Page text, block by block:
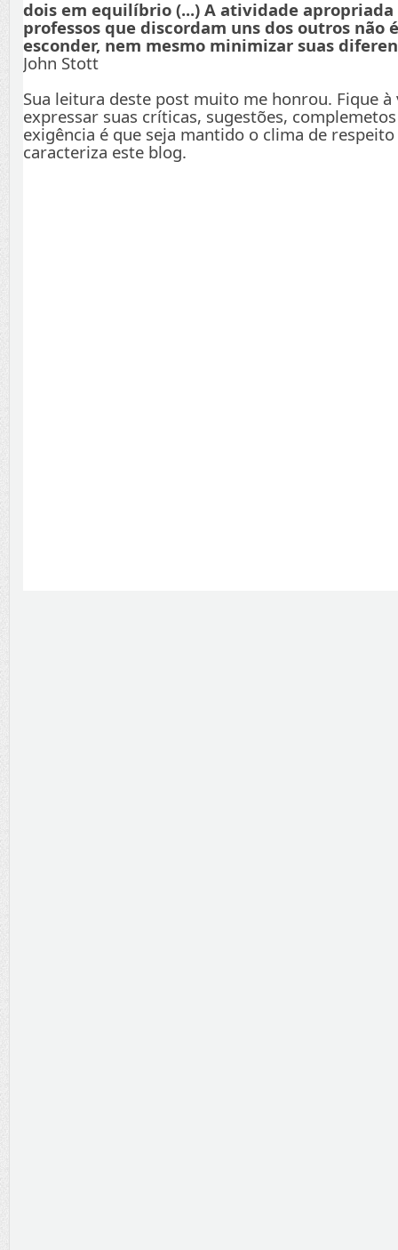
dois em equilíbrio (...) A atividade apropriada
professos que discordam uns dos outros não
esconder, nem mesmo minimizar suas
John Stott
Sua leitura deste post muito me honrou. Fique à
expressar suas críticas, sugestões,
exigência é que seja mantido o clima de
caracteriza este blog.